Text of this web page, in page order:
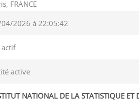
FRANCE
2026 à 22:05:42
actif
active
NATIONAL DE LA STATISTIQUE ET